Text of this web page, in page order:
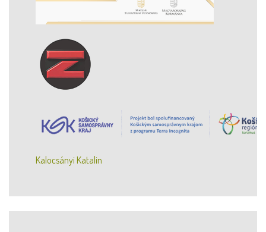
Kalocsányi Katalin